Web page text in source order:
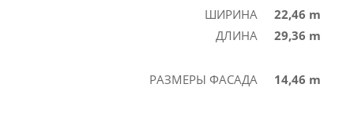
ШИРИНА
22,46 m
ДЛИНА
29,36 m
РАЗМЕРЫ ФАСАДА 14,46 m